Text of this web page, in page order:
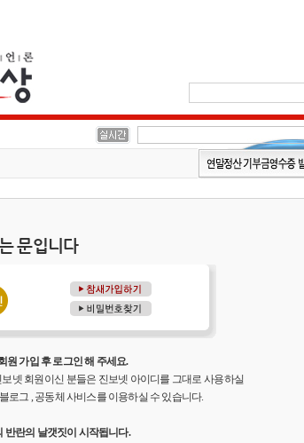
문입니다
원 가입 후 로그인 해 주세요.
넷 회원이신 분들은 진보넷 아이디를 그대로 사용하실
로그 , 공동체 사비스를 이용하실 수 있습니다.
반란의 날갯짓이 시작됩니다.